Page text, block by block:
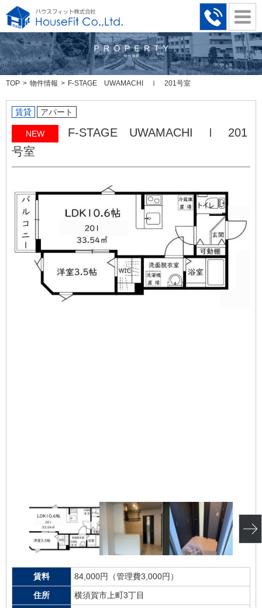
TOP 物件情報 F-STAGE UWAMACHI Ⅰ 201号室
賃貸 アパート
NEW
F-STAGE UWAMACHI Ⅰ 201
号室
賃料
84,000円（管理費3,000円）
住所
横須賀市上町3丁目